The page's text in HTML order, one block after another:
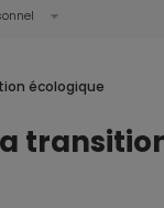
écologique